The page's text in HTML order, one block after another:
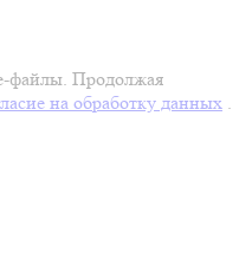
файлы. Продолжая
на обработку данных .